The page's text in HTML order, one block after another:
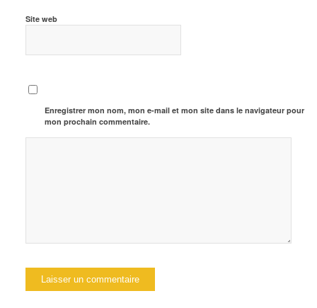
Site web
Enregistrer mon nom, mon e-mail et mon site dans le navigateur pour
mon prochain commentaire.